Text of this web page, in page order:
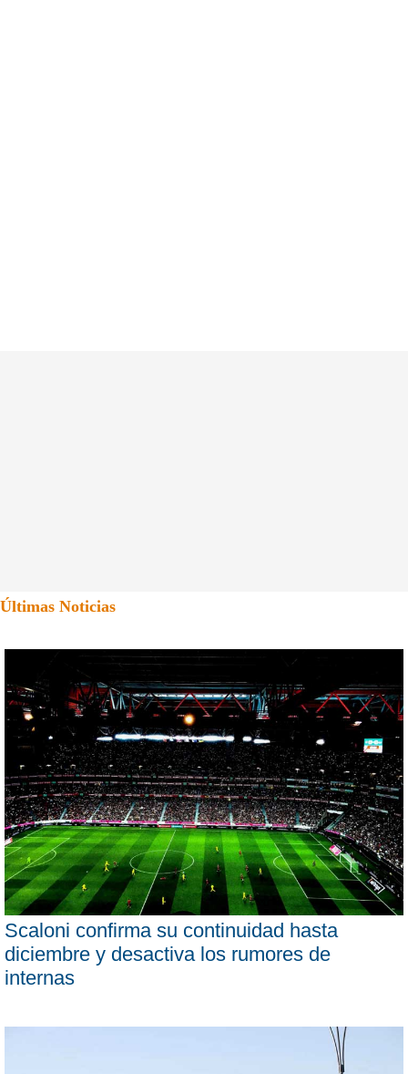
Últimas Noticias
Scaloni confirma su continuidad hasta
diciembre y desactiva los rumores de
internas